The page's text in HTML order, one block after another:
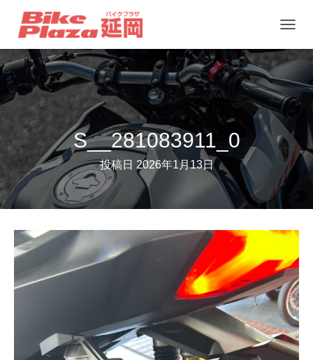
ビ
ー
シ
ョ
ン
を
り
S__281083911_0
投稿日 2026年1月13日